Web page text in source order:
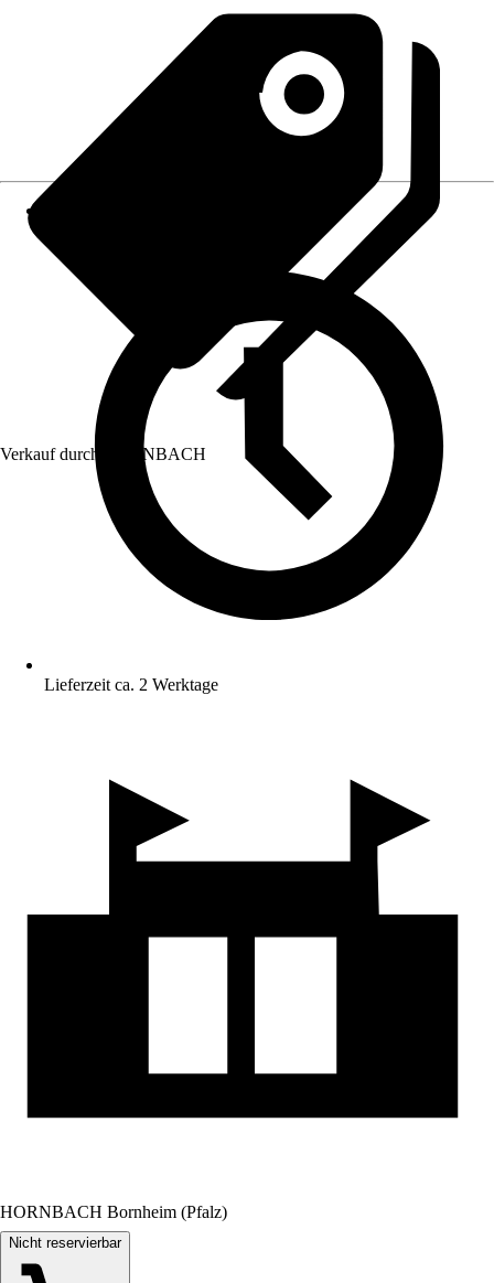
Verkauf durch: HORNBACH
Lieferzeit ca. 2 Werktage
HORNBACH Bornheim (Pfalz)
Nicht reservierbar